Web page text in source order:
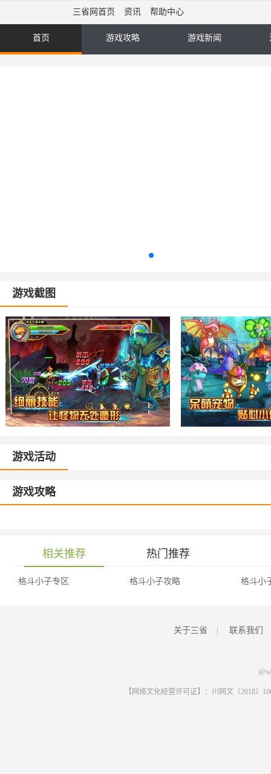
三省网首页 资讯 帮助中心
首页 游戏攻略 游戏新闻
游戏截图
游戏活动
游戏攻略
相关推荐 热门推荐
格斗小子专区 格斗小子攻略 格斗小
关于三省 | 联系我们
【网络文化经营许可证】：川网文〔2018